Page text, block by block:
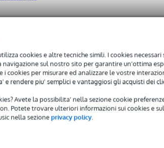
cookies e altre tecniche simili. I cookies
sul nostro sito per garantire un'ottima
i cookies per misurare ed analizzare le vostre
e rendere piu' semplici e vantaggiosi gli acquisti dei
Avete la possibilita' nella sezione cookie
Potete trovare ulteriori informazioni sui cookies e
nella sezioneprivacy policy.